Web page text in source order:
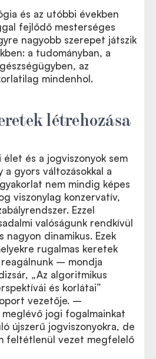
és az utóbbi években
fejlődő mesterséges
nagyobb szerepet játszik
a tudományban, a
az
mindenhol.
létrehozása
élet és a jogviszonyok sem
a gyors változásokkal a
nem mindig képes
viszonylag konzervatív,
Ezzel
valóságunk rendkívül
nagyon dinamikus. Ezek
rugalmas keretek
– mondja
„Az algoritmikus
és korlátai”
vezetője. –
jogi fogalmainkat
újszerű jogviszonyokra, de
feltétlenül vezet megfelelő